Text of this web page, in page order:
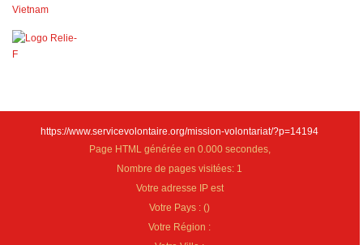
https://www.servicevolontaire.org/mission-volontariat/?p=14194
Page HTML générée en 0.000 secondes,
Nombre de pages visitées: 1
Votre adresse IP est
Votre Pays :()
Votre Région :